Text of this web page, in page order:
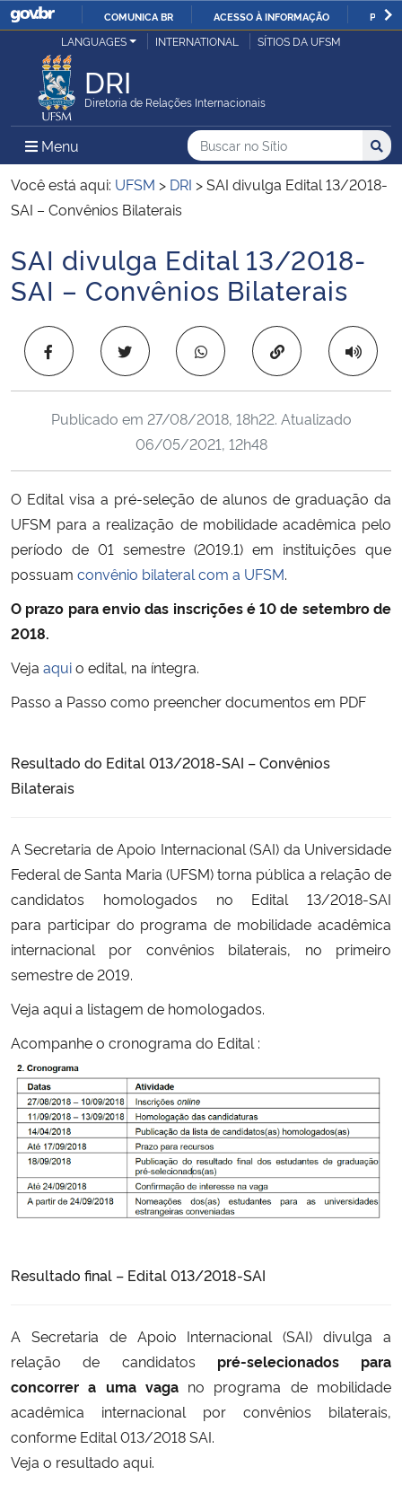
IR
COMUNICA BR ACESSO À INFORMAÇÃO
Ministério da Justiça e Segurança Pública
Ministério da Defesa
Ministério das Relações Exteriores
Ministério da Infraestrutura
Ministério da Educação
Ministério da Cidadania
Ministério de Minas e Energia
Ministério da Ciência, Tecnologia, Inovações e Comunicações
Ministério do Meio Ambiente
Ministério do Desenvolvimento Regional
Ministério da Mulher, da Família e dos Direitos Humanos
Secretaria-Geral
Secretaria de Governo
Banco Central do Brasil
Planalto
LANGUAGES INTERNATIONAL SÍTIOS DA UFSM
DRI
Diretoria de Relações Internacionais
Menu Menu Principal do Sítio
Busca
Buscar no no Sítio
Busca:
Você está aqui: UFSM > DRI >SAI divulga Edital 13/2018-
SAI – Convênios Bilaterais
Início do conteúdo
SAI divulga Edital 13/2018-
SAI – Convênios Bilaterais
Copiar para área
Publicado em 27/08/2018, 18h22. Atualizado
06/05/2021, 12h48
O Edital visa a pré-seleção de alunos de graduação da
UFSM para a realização de mobilidade acadêmica pelo
período de 01 semestre (2019.1) em instituições que
possuam convênio bilateral com a UFSM.
O prazo para envio das inscrições é 10 de setembro de
2018.
Veja aquio edital, na íntegra.
Passo a Passo como preencher documentos em PDF
Resultado do Edital 013/2018-SAI – Convênios
Bilaterais
A Secretaria de Apoio Internacional (SAI) da Universidade
Federal de Santa Maria (UFSM) torna pública a relação de
candidatos homologados no Edital 13/2018-SAI
para participar do programa de mobilidade acadêmica
internacional por convênios bilaterais, no primeiro
semestre de 2019.
Veja aquia listagem de homologados.
Acompanhe o cronograma do Edital :
Resultado final – Edital 013/2018-SAI
A Secretaria de Apoio Internacional (SAI) divulga a
relação de candidatos pré-selecionados para
concorrera uma vagano programa de mobilidade
acadêmica internacional por convênios bilaterais,
conforme Edital 013/2018 SAI.
Veja o resultado aqui.